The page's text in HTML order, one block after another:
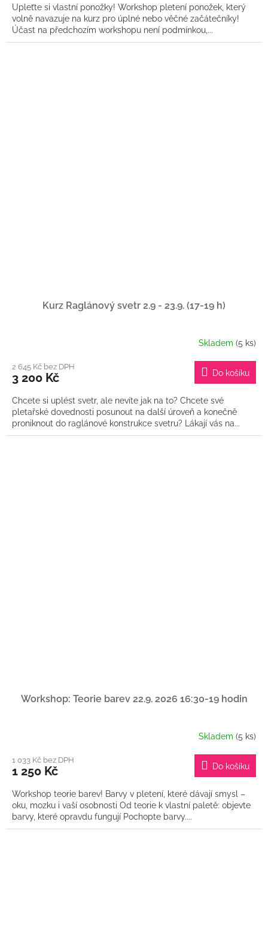
Upleťte si vlastní ponožky! Workshop pletení ponožek, který
volně navazuje na kurz pro úplné nebo věčné začátečníky!
Účast na předchozím workshopu není podmínkou,...
Kurz Raglánový svetr 2.9 - 23.9. (17-19 h)
Skladem (5 ks)
2 645 Kč bez DPH
3 200 Kč Do košíku
Chcete si uplést svetr, ale nevíte jak na to? Chcete své
pletařské dovednosti posunout na další úroveň a konečně
proniknout do raglánové konstrukce svetru? Lákají vás na...
Workshop: Teorie barev 22.9. 2026 16:30-19 hodin
Skladem (5 ks)
1 033 Kč bez DPH
1 250 Kč Do košíku
Workshop teorie barev! Barvy v pletení, které dávají smysl –
oku, mozku i vaší osobnosti Od teorie k vlastní paletě: objevte
barvy, které opravdu fungují Pochopte barvy....